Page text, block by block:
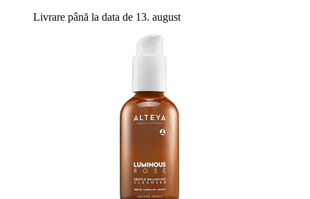
Livrare până la data de 13. august